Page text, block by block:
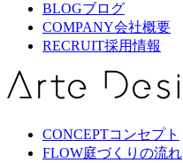
BLOGブログ
COMPANY会社概要
RECRUIT採用情報
CONCEPTコンセプト
FLOW庭づくりの流れ